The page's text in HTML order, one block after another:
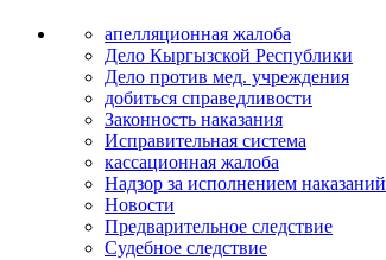
апелляционная жалоба
Дело Кыргызской Республики
Дело против мед. учреждения
добиться справедливости
Законность наказания
Исправительная система
кассационная жалоба
Надзор за исполнением наказаний
Новости
Предварительное следствие
Судебное следствие